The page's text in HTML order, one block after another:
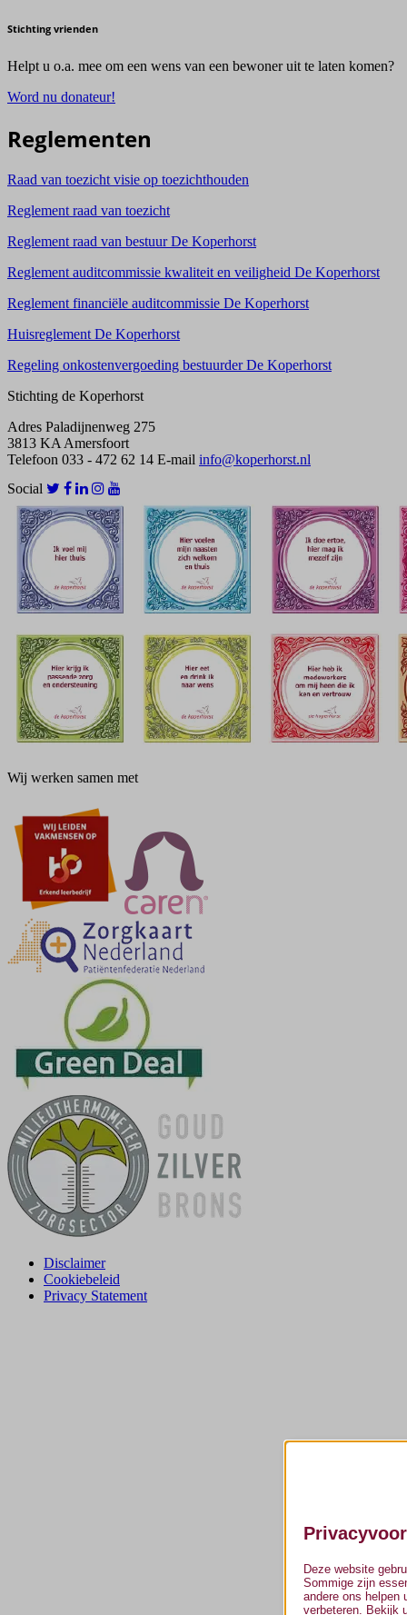
Stichting vrienden
Helpt u o.a. mee om een wens van een bewoner uit te laten komen?
Word nu donateur!
Reglementen
Raad van toezicht visie op toezichthouden
Reglement raad van toezicht
Reglement raad van bestuur De Koperhorst
Reglement auditcommissie kwaliteit en veiligheid De Koperhorst
Reglement financiële auditcommissie De Koperhorst
Huisreglement De Koperhorst
Regeling onkostenvergoeding bestuurder De Koperhorst
Stichting de Koperhorst
Adres Paladijnenweg 275
3813 KA Amersfoort
Telefoon 033 - 472 62 14 E-mail info@koperhorst.nl
Social
Wij werken samen met
Disclaimer
Cookiebeleid
Privacy Statement
Deze website
Sommige zijn
andere ons helpen
verbeteren. Bekijk